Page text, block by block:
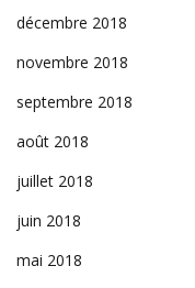
décembre 2018
novembre 2018
septembre 2018
août 2018
juillet 2018
juin 2018
mai 2018